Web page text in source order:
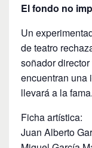
El fondo no
Un
de teatro
soñador
encuentran una
llevará a la fama.
Ficha artística:
Juan Alberto